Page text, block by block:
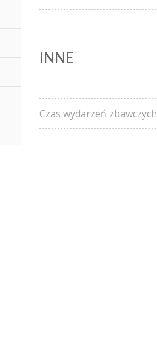
INNE
Czas wydarzeń zbawczych